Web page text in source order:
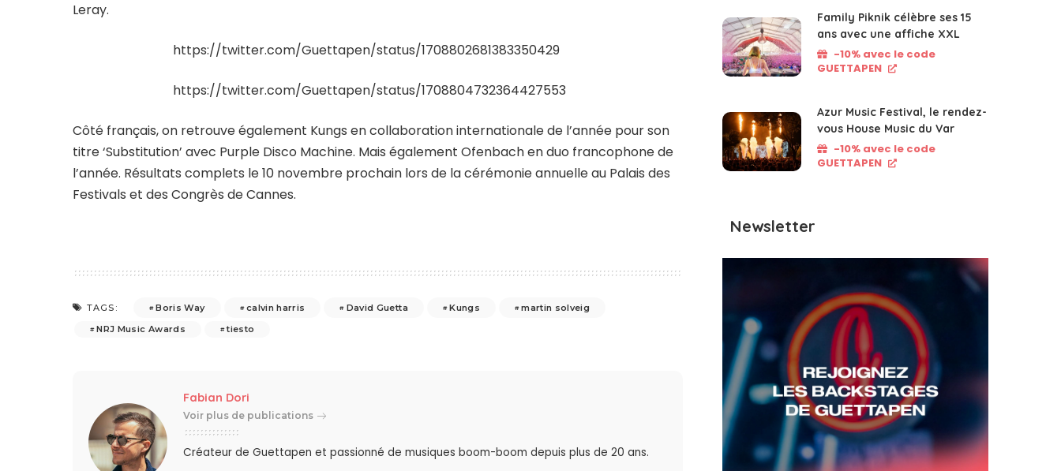
Leray.
https://twitter.com/Guettapen/status/1708802681383350429
https://twitter.com/Guettapen/status/1708804732364427553
Côté français, on retrouve également Kungs en collaboration internationale de l’année pour son
titre ‘Substitution’ avec Purple Disco Machine. Mais également Ofenbach en duo francophone de
l’année. Résultats complets le 10 novembre prochain lors de la cérémonie annuelle au Palais des
Festivals et des Congrès de Cannes.
TAGS: Boris Way calvin harris David Guetta Kungs
martin solveig
NRJ Music Awards
tiesto
Fabian Dori
Voir plus de publications
Créateur de Guettapen et passionné de musiques boom-boom depuis plus de 20 ans.
Family Piknik célèbre ses 15
ans avec une affiche XXL
-10% avec le code
GUETTAPEN
Azur Music Festival, le rendez-
vous House Music du Var
-10% avec le code
GUETTAPEN
Newsletter